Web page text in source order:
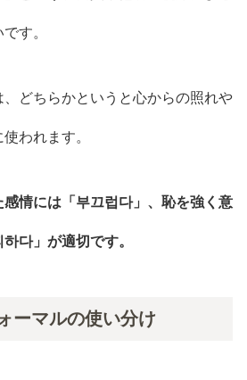
す。
どちらかというと心からの照れや
われます。
情には「부끄럽다」、恥を強く意
다」が適切です。
ーマルの使い分け